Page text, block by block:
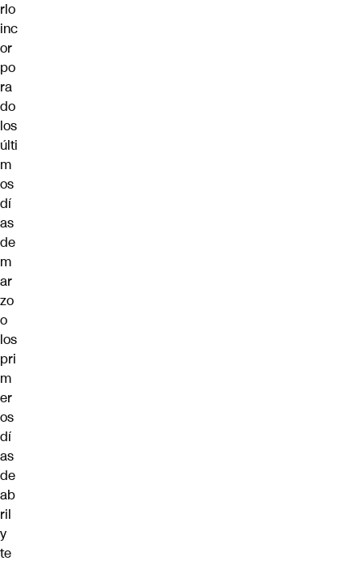
rlo
inc
or
po
ra
do
los
últi
m
os
dí
as
de
m
ar
zo
o
los
pri
m
er
os
dí
as
de
ab
ril
y
te